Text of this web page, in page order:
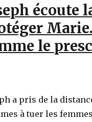
écoute
le
a pris de la
à tuer les